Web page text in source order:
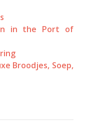
in the Port of
Broodjes, Soep,